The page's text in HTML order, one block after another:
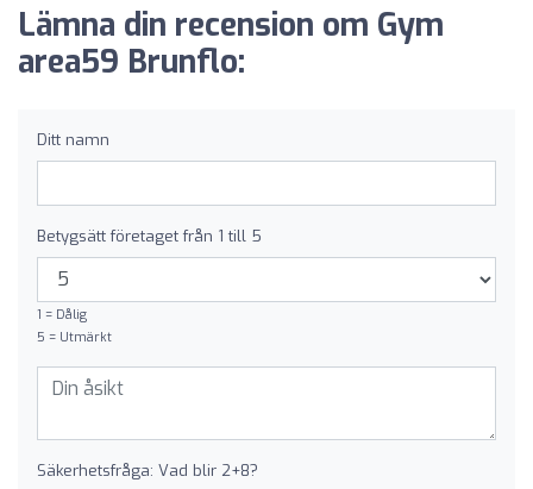
Lämna din recension om Gym
area59 Brunflo:
Ditt namn
Betygsätt företaget från 1 till 5
1 = Dålig
5 = Utmärkt
Säkerhetsfråga: Vad blir 2+8?